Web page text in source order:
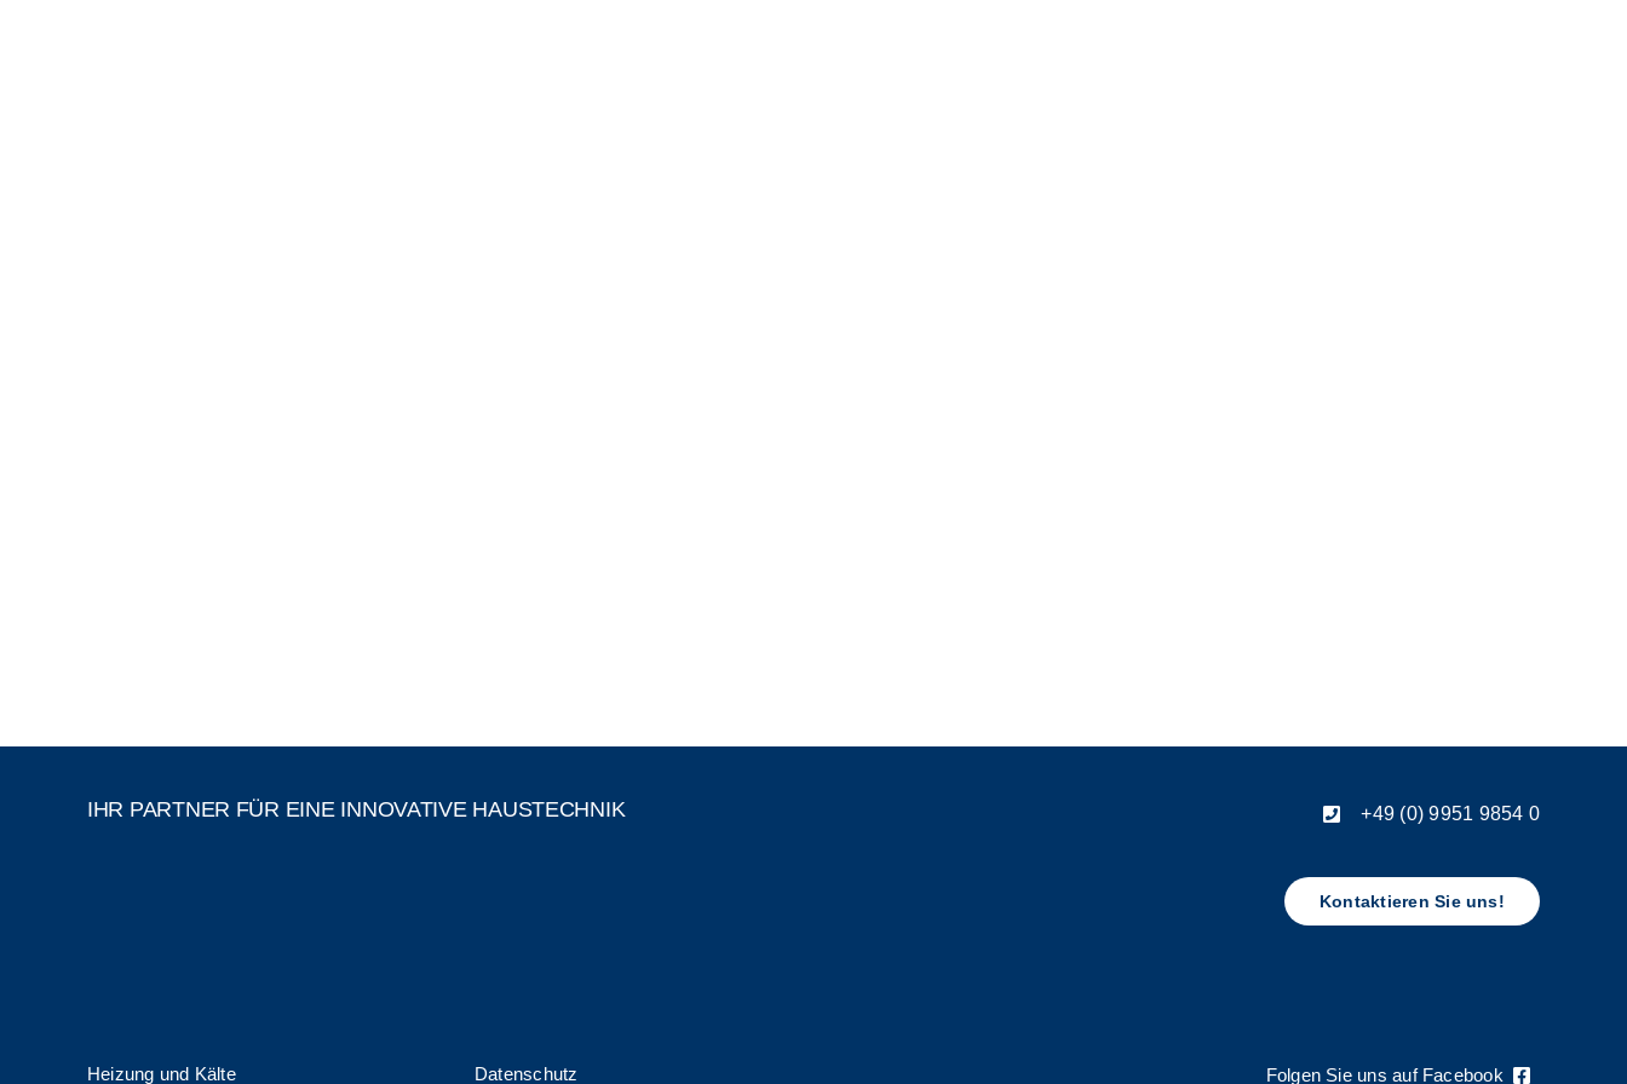
IHR PARTNER FÜR EINE INNOVATIVE HAUSTECHNIK +49 (0) 9951 9854 0
Kontaktieren Sie uns!
Heizung und Kälte Datenschutz Folgen Sie uns auf Facebook